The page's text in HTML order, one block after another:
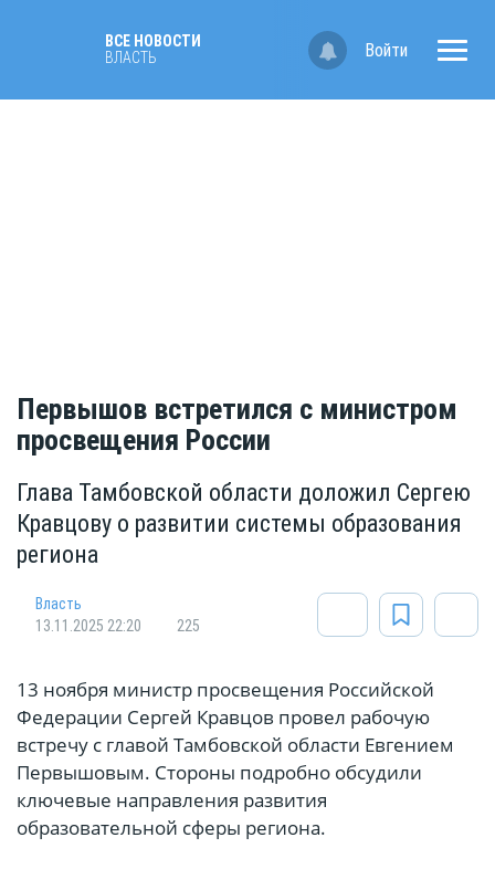
ВСЕ НОВОСТИ
ВЛАСТЬ
Войти
Первышов встретился с министром
просвещения России
Глава Тамбовской области доложил Сергею
Кравцову о развитии системы образования
региона
Власть
13.11.2025 22:20
225
13 ноября министр просвещения Российской
Федерации Сергей Кравцов провел рабочую
встречу с главой Тамбовской области Евгением
Первышовым. Стороны подробно обсудили
ключевые направления развития
образовательной сферы региона.